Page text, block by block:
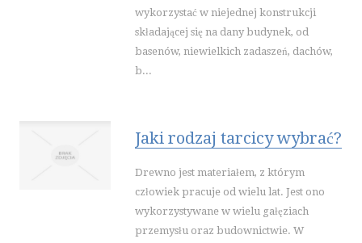
wykorzystać w niejednej konstrukcji
składającej się na dany budynek, od
basenów, niewielkich zadaszeń, dachów,
b...
Jaki rodzaj tarcicy wybrać?
Drewno jest materiałem, z którym
człowiek pracuje od wielu lat. Jest ono
wykorzystywane w wielu gałęziach
przemysłu oraz budownictwie. W